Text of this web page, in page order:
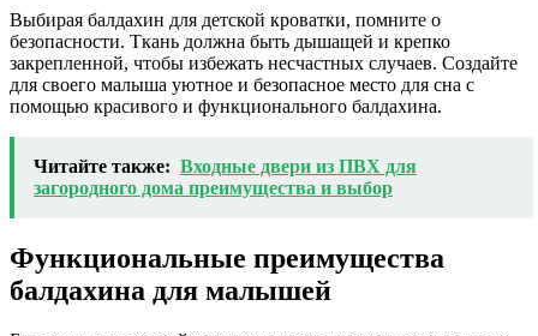
Выбирая балдахин для детской кроватки, помните о
безопасности. Ткань должна быть дышащей и крепко
закрепленной, чтобы избежать несчастных случаев. Создайте
для своего малыша уютное и безопасное место для сна с
помощью красивого и функционального балдахина.
Читайте также: Входные двери из ПВХ для
загородного дома преимущества и выбор
Функциональные преимущества
балдахина для малышей